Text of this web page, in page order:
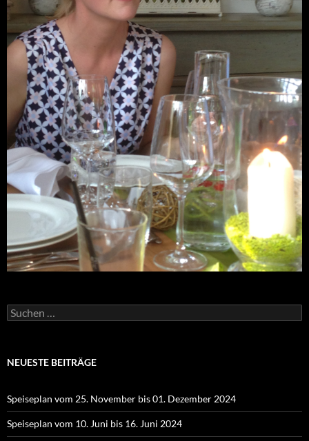
Suchen
nach:
NEUESTE BEITRÄGE
Speiseplan vom 25. November bis 01. Dezember 2024
Speiseplan vom 10. Juni bis 16. Juni 2024